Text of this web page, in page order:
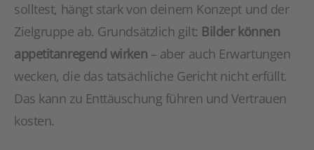
solltest, hängt stark von deinem Konzept und der
Zielgruppe ab. Grundsätzlich gilt: Bilder können
appetitanregend wirken – aber auch Erwartungen
wecken, die das tatsächliche Gericht nicht erfüllt.
Das kann zu Enttäuschung führen und Vertrauen
kosten.